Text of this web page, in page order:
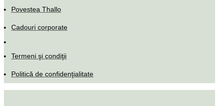
Povestea Thallo
Cadouri corporate
Termeni şi condiţii
Politică de confidenţialitate